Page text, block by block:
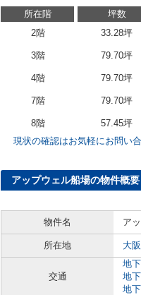
所在階 坪数
2階
33.28坪
3階 79.70坪
4階 79.70坪
7階 79.70坪
8階 57.45坪
現状の確認はお気軽にお問い
アップウェル船場の物件概要
物件名
ア
所在地 大
交通
地
地
地